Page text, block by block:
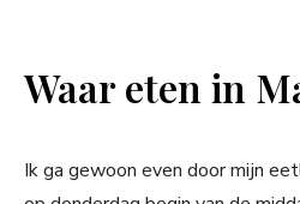
Waar eten in
Ik ga gewoon even door mijn